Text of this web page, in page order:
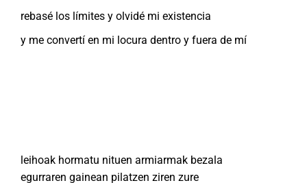
rebasé los límites y olvidé mi existencia
y me convertí en mi locura dentro y fuera de mí
leihoak hormatu nituen armiarmak bezala
egurraren gainean pilatzen ziren zure